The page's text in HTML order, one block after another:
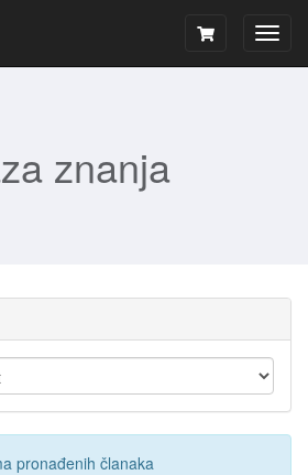
znanja
pronađenih članaka